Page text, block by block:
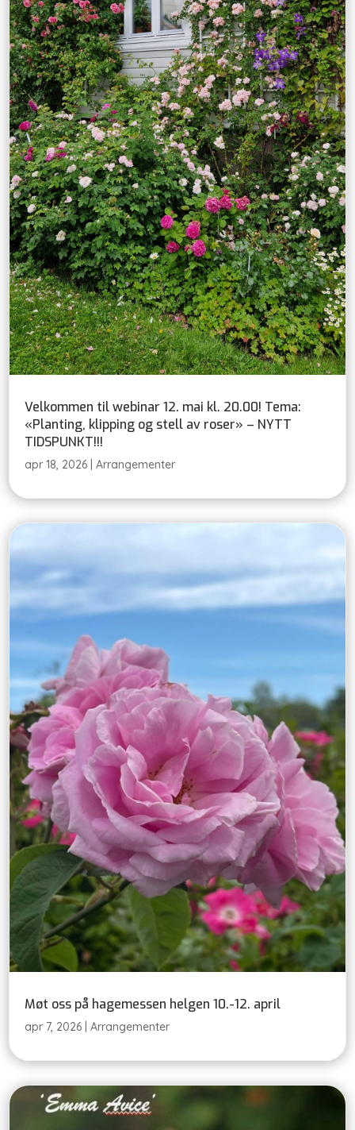
Velkommen til webinar 12. mai kl. 20.00! Tema:
«Planting, klipping og stell av roser» – NYTT
TIDSPUNKT!!!
apr 18, 2026 |Arrangementer
Møt oss på hagemessen helgen 10.-12. april
apr 7, 2026 |Arrangementer